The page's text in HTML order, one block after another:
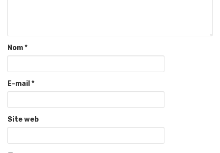
Nom*
E-mail *
Site web